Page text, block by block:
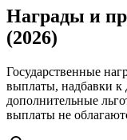
Награды и
(2026)
Государственные
выплаты, надбавки
дополнительные
выплаты не